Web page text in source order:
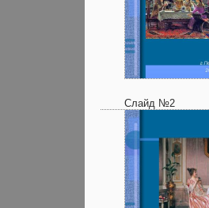
Слайд №2